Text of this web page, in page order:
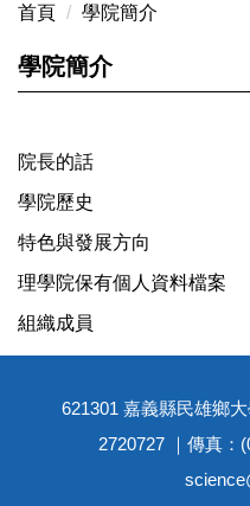
首頁 學院簡介
學院簡介
院長的話
學院歷史
特色與發展方向
理學院保有個人資料檔案
組織成員
621301 嘉義縣民雄鄉
2720727 ｜傳真：